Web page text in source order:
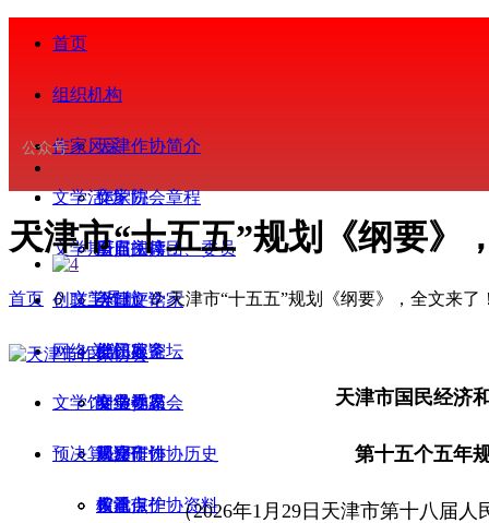
首页
组织机构
天津作协简介
作家协会章程
历届主席团、委员
会
部门处室
专业委员会
天津市作协历史
天津市作协资料
作家风采
文学院
重点扶持
文学活动
今日阅读
今日评论家
批评家论坛
文学视界
文学期刊
天津文学
创联工作
会员服务
会员动态
基层作协
权益保护
网络文学
网络作家
观察研讨
多看点
文学馆
简介
馆讯
预决算公开
公众号
天津市“十五五”规划《纲要》
首页 ꄲ 文学导航 ꄲ 天津市“十五五”规划《纲要》，全文来了
天津市国民经济
第十五个五年
（2026年1月29日天津市第十八届